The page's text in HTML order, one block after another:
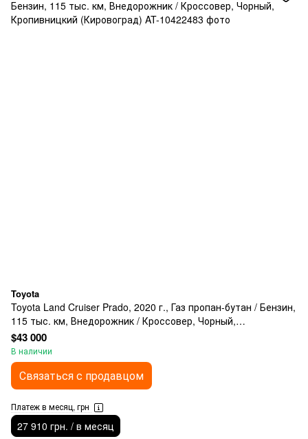
Toyota
Toyota Land Cruiser Prado, 2020 г., Газ пропан-бутан / Бензин,
115 тыс. км, Внедорожник / Кроссовер, Чорный,
Кропивницкий (Кировоград)
$43 000
В наличии
Связаться с продавцом
Платеж в месяц, грн
27 910 грн. / в месяц